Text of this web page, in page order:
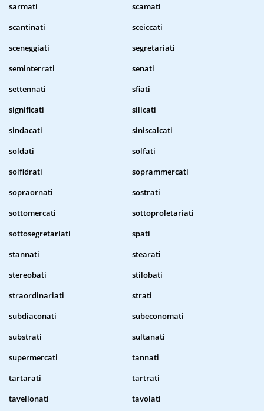
sarmati
scamati
scantinati
sceiccati
sceneggiati
segretariati
seminterrati
senati
settennati
sfiati
significati
silicati
sindacati
siniscalcati
soldati
solfati
solfidrati
soprammercati
sopraornati
sostrati
sottomercati
sottoproletariati
sottosegretariati
spati
stannati
stearati
stereobati
stilobati
straordinariati
strati
subdiaconati
subeconomati
substrati
sultanati
supermercati
tannati
tartarati
tartrati
tavellonati
tavolati